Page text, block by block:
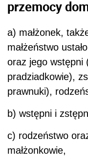
przemocy
a) małżonek,
małżeństwo
oraz jego wstępni
pradziadkowie),
prawnuki),
b) wstępni i
c) rodzeństwo
małżonkowie,